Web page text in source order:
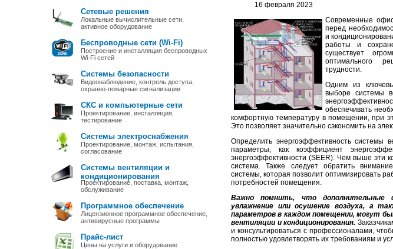
Сетевые решения
Локальные вычислительные сети,
активное оборудование
Беспроводные сети (Wi-Fi)
Построение и инсталляция беспроводных
Wi-Fi сетей
Системы безопасности
Видеонаблюдение, контроль доступа,
охранно-пожарные сигнализации
СКС и компьютерные сети
Проектирование, инсталляция,
тестирование
Системы электроснабжения
Проектирование, монтаж, испытания,
согласование
Системы вентиляции и
кондиционирования
Проектирование, поставка, монтаж,
обслуживание
Программное обеспечение
Лицензионное программное обеспечение,
антивирусные программы
Прайс-лист
Цены на услуги и оборудование
16 февраля 2023
Современные
перед
и
работы и
существует
оптимального
трудности.
Одним из
выборе системы
обеспечивать
комфортную температуру в помещении, при
Это позволяет значительно сэкономить на
Определить энергоэффективность системы
параметры, как коэффициент
энергоэффективности (SEER). Чем выше эти
система. Также следует обратить
системы, которая позволит оптимизировать
потребностей помещения.
Важно помнить, что дополнительные
увлажнение или осушение воздуха, а
параметров в каждом помещении, могут
вентиляции и кондиционирования.
и консультироваться с профессионалами,
полностью удовлетворять их требованиям и